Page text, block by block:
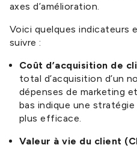
axes d’amélioration.
Voici quelques indicateurs
suivre :
Coût d’acquisition de
total d’acquisition d’un
dépenses de marketing
bas indique une
plus efficace.
Valeur à vie du client